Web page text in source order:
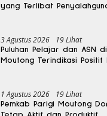
yang Terlibat
3 Agustus 2026 19 Lihat
Puluhan Pelajar dan ASN
Moutong Terindikasi Positif
1 Agustus 2026 19 Lihat
Pemkab Parigi Moutong